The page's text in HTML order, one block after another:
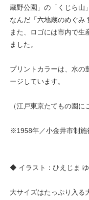
蔵野公園」の「くじら山
なんだ「六地蔵のめぐみ
また、ロゴには市内で生
ました。
プリントカラーは、水の
ージしています。
（江戸東京たてもの園に
※1958年／小金井市制施
◆ イラスト：ひえじま
大サイズはたっぷり入る